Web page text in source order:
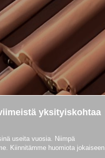
yksityiskohtaa
useita vuosia. Niimpä
Kiinnitämme huomiota jokaiseen